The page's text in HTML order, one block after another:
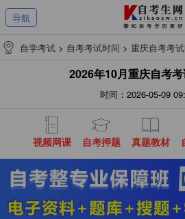
导航
自学考试 > 自考考试时间 > 重庆自考考
2026年10月重庆自考
时间：2026-05-09
视频网课 自考押题 真题教材